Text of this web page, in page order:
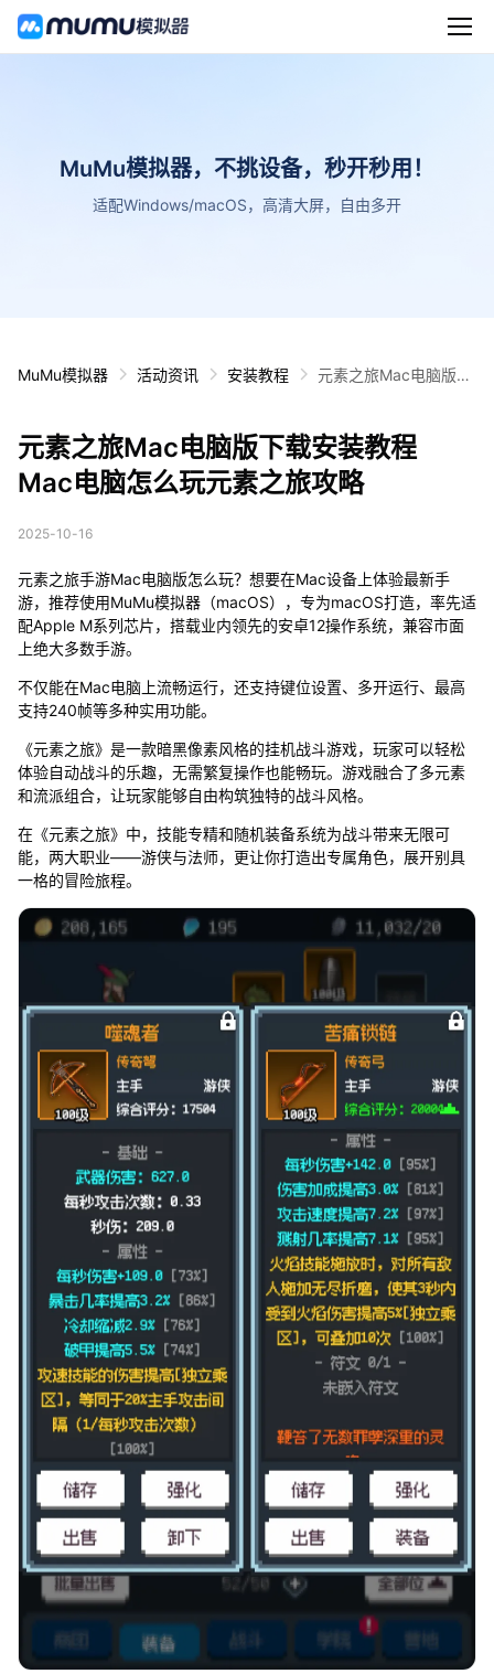
MuMu模拟器，不挑设备，秒开秒用！
适配Windows/macOS，高清大屏，自由多开
MuMu模拟器 活动资讯 安装教程
元素之旅Mac电脑版下
元素之旅Mac电脑版下载安装教程
Mac电脑怎么玩元素之旅攻略
2025-10-16
元素之旅手游Mac电脑版怎么玩？想要在Mac设备上体验最新手
游，推荐使用MuMu模拟器（macOS），专为macOS打造，率先适
配Apple M系列芯片，搭载业内领先的安卓12操作系统，兼容市面
上绝大多数手游。
不仅能在Mac电脑上流畅运行，还支持键位设置、多开运行、最高
支持240帧等多种实用功能。
《元素之旅》是一款暗黑像素风格的挂机战斗游戏，玩家可以轻松
体验自动战斗的乐趣，无需繁复操作也能畅玩。游戏融合了多元素
和流派组合，让玩家能够自由构筑独特的战斗风格。
在《元素之旅》中，技能专精和随机装备系统为战斗带来无限可
能，两大职业——游侠与法师，更让你打造出专属角色，展开别具
一格的冒险旅程。